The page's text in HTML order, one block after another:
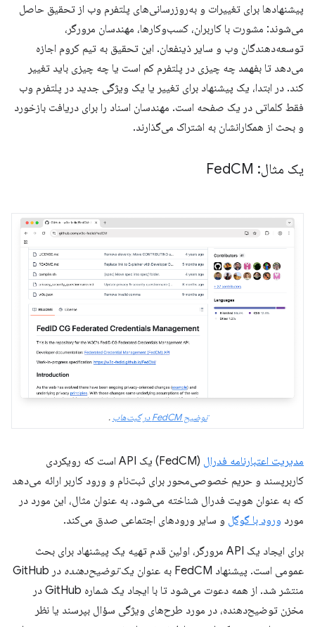
پیشنهادها برای تغییرات و به‌روزرسانی‌های پلتفرم وب از تحقیق حاصل
می‌شوند: مشورت با کاربران، کسب‌وکارها، مهندسان مرورگر،
توسعه‌دهندگان وب و سایر ذینفعان. این تحقیق به تیم کروم اجازه
می‌دهد تا بفهمد چه چیزی در پلتفرم کم است یا چه چیزی باید تغییر
کند. در ابتدا، یک پیشنهاد برای تغییر یا یک ویژگی جدید در پلتفرم وب
فقط کلماتی در یک صفحه است. مهندسان اسناد را برای دریافت بازخورد
و بحث از همکارانشان به اشتراک می‌گذارند.
یک مثال: Fed CM
توضیح FedCM در گیت‌هاب .
مدیریت اعتبارنامه فدرال
(FedCM) یک API است که رویکردی
کاربرپسند و حریم خصوصی‌محور برای ثبت‌نام و ورود کاربر ارائه می‌دهد
که به عنوان هویت فدرال شناخته می‌شود. به عنوان مثال، این مورد در
مورد ورود با گوگل و سایر ورودهای اجتماعی صدق می‌کند.
برای ایجاد یک API مرورگر، اولین قدم تهیه یک پیشنهاد برای بحث
عمومی است. پیشنهاد FedCM به عنوان یک
توضیح‌دهنده
در GitHub
منتشر شد. از همه دعوت می‌شود تا با ایجاد یک شماره GitHub در
مخزن توضیح‌دهنده، در مورد طرح‌های ویژگی سؤال بپرسند یا نظر